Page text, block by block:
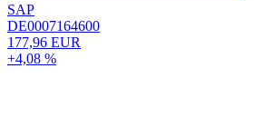
SAP
DE0007164600
177,96 EUR
+4,08 %